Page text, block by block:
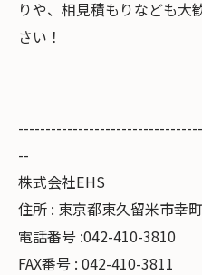
りや、相見積もりなども大
さい！
--
株式会社EHS
住所 : 東京都東久留米市幸
電話番号 :042-410-3810
FAX番号 : 042-410-3811